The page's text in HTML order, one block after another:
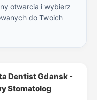
otwarcia i wybierz
do Twoich
Dentist Gdansk -
Stomatolog